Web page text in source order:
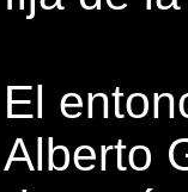
El
Alberto